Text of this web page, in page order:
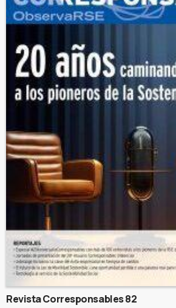
Revista Corresponsables 82